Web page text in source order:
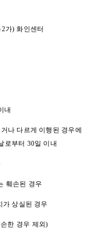
가) 화인센터
내
나 다르게 이행된 경우에
로부터 30일 이내
훼손된 경우
가 상실된 경우
한 경우 제외)